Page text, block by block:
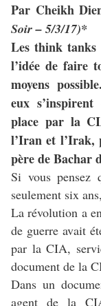
Par Cheikh
Soir – 5/3/17)*
Les think tanks
l’idée de faire
moyens
eux
place par la
l’Iran et l’Irak,
père de Bachar
Si vous
seulement six
La révolution a
de guerre avait
par la CIA,
document de la
Dans un
agent de la